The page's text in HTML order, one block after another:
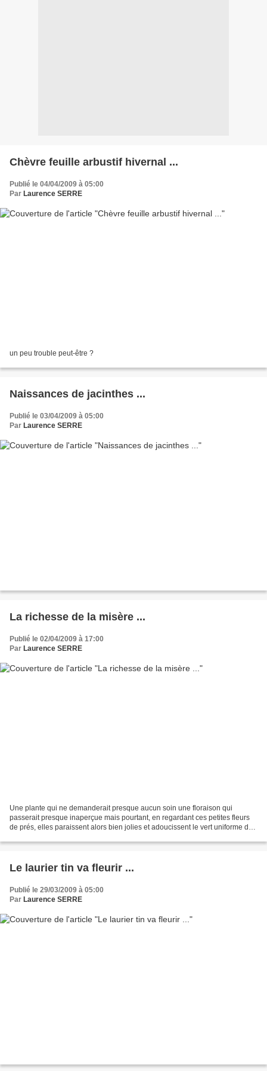
Chèvre feuille arbustif hivernal ...
Publié le 04/04/2009 à 05:00
Par Laurence SERRE
un peu trouble peut-être ?
Naissances de jacinthes ...
Publié le 03/04/2009 à 05:00
Par Laurence SERRE
La richesse de la misère ...
Publié le 02/04/2009 à 17:00
Par Laurence SERRE
Une plante qui ne demanderait presque aucun soin une floraison qui
passerait presque inaperçue mais pourtant, en regardant ces petites fleurs
de prés, elles paraissent alors bien jolies et adoucissent le vert uniforme des
Le laurier tin va fleurir ...
Publié le 29/03/2009 à 05:00
Par Laurence SERRE